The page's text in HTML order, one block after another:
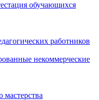
обучающихся
работников
некоммерческие